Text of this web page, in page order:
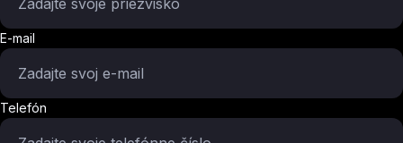
E-mail
Telefón